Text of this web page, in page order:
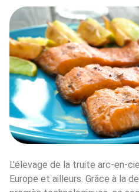
L'élevage de la truite arc-en-
Europe et ailleurs. Grâce à la